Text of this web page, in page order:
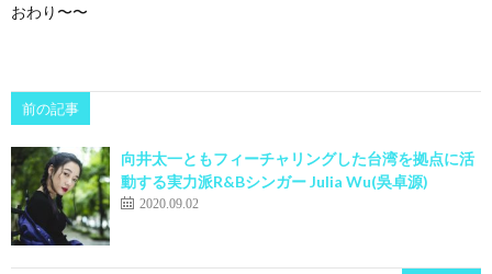
おわり〜〜
前の記事
向井太一ともフィーチャリングした台湾を拠点に活
動する実力派R&Bシンガー Julia Wu(吳卓源)
2020.09.02